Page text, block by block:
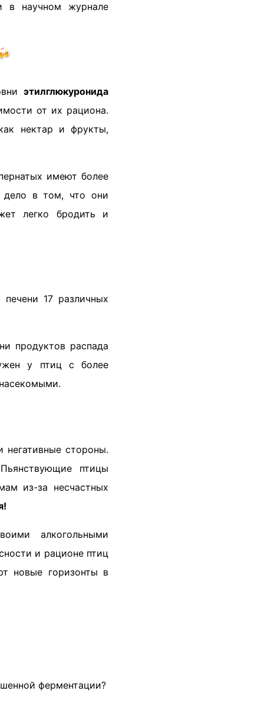
в научном журнале
этилглюкуронида
от их рациона.
нектар и фрукты,
имеют более
дело в том, что они
легко бродить и
17 различных
продуктов распада
у птиц с более
стороны.
птицы
из-за несчастных
алкогольными
и рационе птиц
новые горизонты в
ферментации?